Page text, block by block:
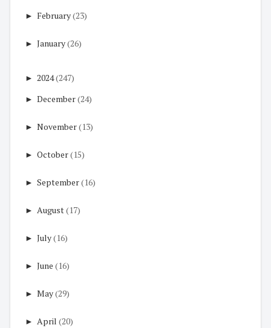
► February(23)
► January(26)
► 2024(247)
► December(24)
► November(13)
► October(15)
► September(16)
► August(17)
► July(16)
► June (16)
► May(29)
► April (20)